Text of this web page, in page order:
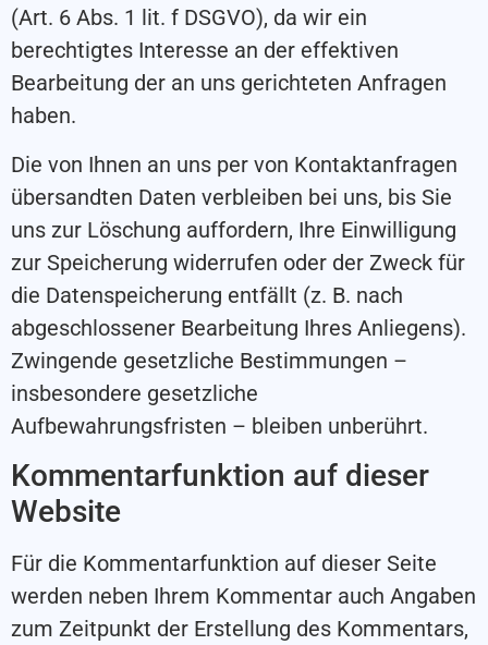
(Art. 6 Abs. 1 lit. f DSGVO), da wir ein
berechtigtes Interesse an der effektiven
Bearbeitung der an uns gerichteten Anfragen
haben.
Die von Ihnen an uns per von Kontaktanfragen
übersandten Daten verbleiben bei uns, bis Sie
uns zur Löschung auffordern, Ihre Einwilligung
zur Speicherung widerrufen oder der Zweck für
die Datenspeicherung entfällt (z. B. nach
abgeschlossener Bearbeitung Ihres Anliegens).
Zwingende gesetzliche Bestimmungen –
insbesondere gesetzliche
Aufbewahrungsfristen – bleiben unberührt.
Kommentarfunktion auf dieser
Website
Für die Kommentarfunktion auf dieser Seite
werden neben Ihrem Kommentar auch Angaben
zum Zeitpunkt der Erstellung des Kommentars,